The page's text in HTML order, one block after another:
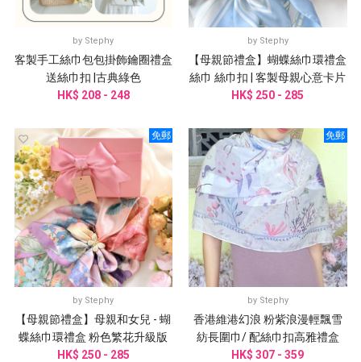
by Stephy
客製手工絲巾包包掛飾鑰圈禮盒
送絲巾扣 |古典綠色
HK$ 208 - 248
by Stephy
【母親節禮盒】蝴蝶絲巾環禮盒
絲巾 絲巾扣 | 客製母親心意卡片
HK$ 250 - 285
免郵
by Stephy
【母親節禮盒】母親和女兒 - 蝴
蝶絲巾環禮盒 粉色繁花升級版
HK$ 250 - 285
免郵
by Stephy
香港維港幻浪 粉紫浪漫輕飄雪
紡長圍巾/ 配絲巾扣高雅禮盒
HK$ 307 - 359